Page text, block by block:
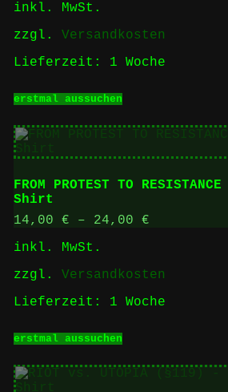
inkl. MwSt.
zzgl. Versandkosten
Lieferzeit: 1 Woche
erstmal aussuchenProdukt
mehrere
auf.
Optionen
auf
werden
FROM PROTEST TO
Shirt
14,00 € – 24,00 €
inkl. MwSt.
zzgl. Versandkosten
Lieferzeit: 1 Woche
erstmal aussuchenProdukt
mehrere